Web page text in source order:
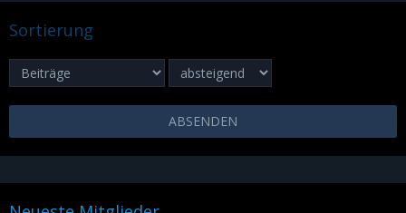
Sortierung